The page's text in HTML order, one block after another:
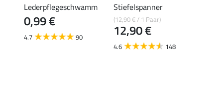
Lederpflegeschwamm
0,99 €
4.7 90
Stiefelspanner
(12,90 € / 1 Paar)
12,90 €
4.6 148